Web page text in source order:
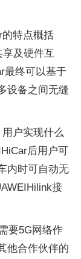
特点概括
享及硬件互
最终可以基于
设备之间无缝
户实现什么
后用户可
内时可自动无
接
要5G网络作
他合作伙伴的